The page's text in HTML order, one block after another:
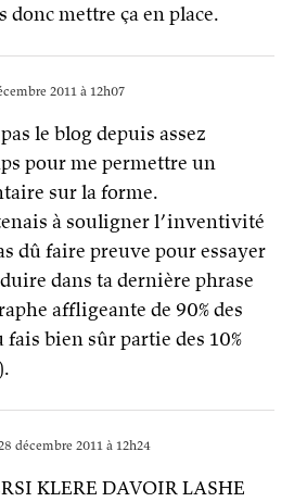
donc mettre ça en place.
2011 à 12h07
le blog depuis assez
pour me permettre un
sur la forme.
à souligner l’inventivité
dû faire preuve pour essayer
dans ta dernière phrase
affligeante de 90% des
fais bien sûr partie des 10%
décembre 2011 à 12h24
KLERE DAVOIR LASHE